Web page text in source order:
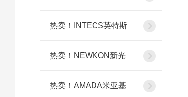
热卖！INTECS英特斯
热卖！NEWKON新光
热卖！AMADA米亚基